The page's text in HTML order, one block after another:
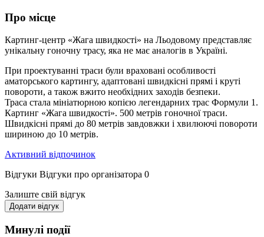
Про місце
Картинг-центр «Жага швидкості» на Льодовому представляє
унікальну гоночну трасу, яка не має аналогів в Україні.
При проектуванні траси були враховані особливості
аматорського картингу, адаптовані швидкісні прямі і круті
повороти, а також вжито необхідних заходів безпеки.
Траса стала мініатюрною копією легендарних трас Формули 1.
Картинг «Жага швидкості». 500 метрів гоночної траси.
Швидкісні прямі до 80 метрів завдовжки і хвилюючі повороти
шириною до 10 метрів.
Активний відпочинок
Відгуки Відгуки про організатора 0
Залиште свій відгук
Додати відгук
Минулі події